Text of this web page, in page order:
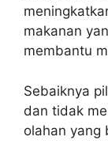
makanan
membantu
Sebaiknya
dan tidak
olahan yang